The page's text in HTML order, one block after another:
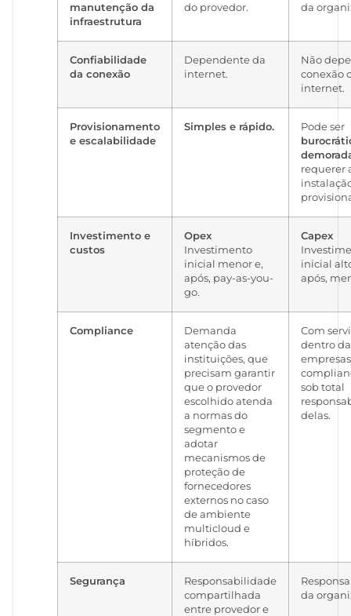
manutenção da
infraestrutura
do provedor.
da
Confiabilidade
da conexão
Dependente da
internet.
Não
conexão
internet.
Provisionamento
e escalabilidade
Simples e rápido.
Pode ser
requerer
Investimento e
custos
Opex
Investimento
inicial menor e,
após, pay-as-you-
go.
Capex
inicial
após,
Compliance
Demanda
atenção das
instituições, que
precisam garantir
que o provedor
escolhido atenda
a normas do
segmento e
adotar
mecanismos de
proteção de
fornecedores
externos no caso
de ambiente
multicloud e
híbridos.
Com
dentro da
sob total
delas.
Segurança
Responsabilidade
compartilhada
entre provedor e
da